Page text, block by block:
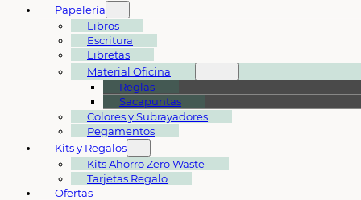
Papelería
Libros
Escritura
Libretas
Material Oficina
Reglas
Sacapuntas
Colores y Subrayadores
Pegamentos
Kits y Regalos
Kits Ahorro Zero Waste
Tarjetas Regalo
Ofertas